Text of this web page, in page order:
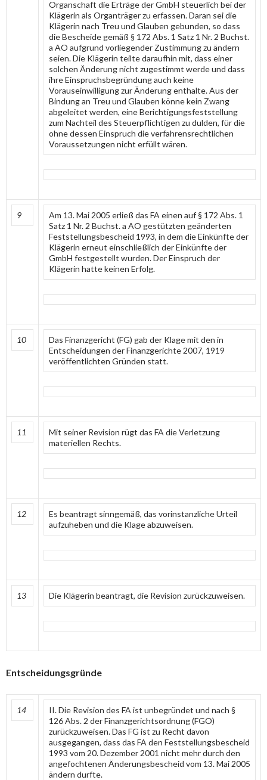
Organschaft die Erträge der GmbH steuerlich bei der
Klägerin als Organträger zu erfassen. Daran sei die
Klägerin nach Treu und Glauben gebunden, so dass
die Bescheide gemäß § 172 Abs. 1 Satz 1 Nr. 2 Buchst.
a AO aufgrund vorliegender Zustimmung zu ändern
seien. Die Klägerin teilte daraufhin mit, dass einer
solchen Änderung nicht zugestimmt werde und dass
ihre Einspruchsbegründung auch keine
Vorauseinwilligung zur Änderung enthalte. Aus der
Bindung an Treu und Glauben könne kein Zwang
abgeleitet werden, eine Berichtigungsfeststellung
zum Nachteil des Steuerpflichtigen zu dulden, für die
ohne dessen Einspruch die verfahrensrechtlichen
Voraussetzungen nicht erfüllt wären.
9
Am 13. Mai 2005 erließ das FA einen auf § 172 Abs. 1
Satz 1 Nr. 2 Buchst. a AO gestützten geänderten
Feststellungsbescheid 1993, in dem die Einkünfte der
Klägerin erneut einschließlich der Einkünfte der
GmbH festgestellt wurden. Der Einspruch der
Klägerin hatte keinen Erfolg.
10
Das Finanzgericht (FG) gab der Klage mit den in
Entscheidungen der Finanzgerichte 2007, 1919
veröffentlichten Gründen statt.
11
Mit seiner Revision rügt das FA die Verletzung
materiellen Rechts.
12
Es beantragt sinngemäß, das vorinstanzliche Urteil
aufzuheben und die Klage abzuweisen.
13 Die Klägerin beantragt, die Revision zurückzuweisen.
Entscheidungsgründe
14
II. Die Revision des FA ist unbegründet und nach §
126 Abs. 2 der Finanzgerichtsordnung (FGO)
zurückzuweisen. Das FG ist zu Recht davon
ausgegangen, dass das FA den Feststellungsbescheid
1993 vom 20. Dezember 2001 nicht mehr durch den
angefochtenen Änderungsbescheid vom 13. Mai 2005
ändern durfte.